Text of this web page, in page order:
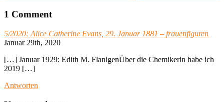
1 Comment
5/2020: Alice Catherine Evans, 29. Januar 1881 – frauenfiguren
Januar 29th, 2020
[…] Januar 1929: Edith M. FlanigenÜber die Chemikerin habe ich
2019 […]
Antworten